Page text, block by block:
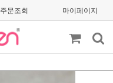
주문조회 마이페이지